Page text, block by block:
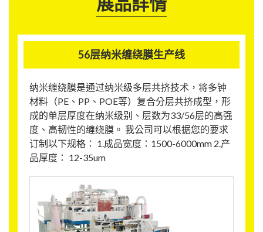
56层纳米缠绕膜生产线
纳米缠绕膜是通过纳米级多层共挤技术，将多钟
材料（PE、PP、POE等）复合分层共挤成型，形
成的单层厚度在纳米级别、层数为33/56层的高强
度、高韧性的缠绕膜。 我公司可以根据您的要求
订制以下规格： 1.成品宽度：1500-6000mm 2.产
品厚度： 12-35um